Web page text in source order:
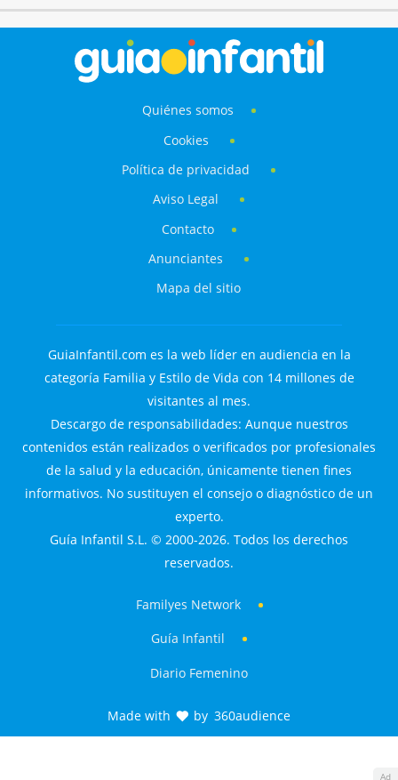
Ad
Quiénes somos
Cookies
Política de privacidad
Aviso Legal
Contacto
Anunciantes
Mapa del sitio
GuiaInfantil.com es la web líder en audiencia en la
categoría Familia y Estilo de Vida con 14 millones de
visitantes al mes.
Descargo de responsabilidades: Aunque nuestros
contenidos están realizados o verificados por profesionales
de la salud y la educación, únicamente tienen fines
informativos. No sustituyen el consejo o diagnóstico de un
experto.
Guía Infantil S.L. © 2000-2026. Todos los derechos
reservados.
Familyes Network
Guía Infantil
Diario Femenino
Made with by 360audience